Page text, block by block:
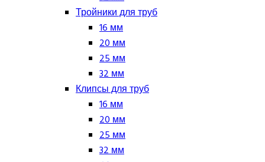
Тройники для труб
16 мм
20 мм
25 мм
32 мм
Клипсы для труб
16 мм
20 мм
25 мм
32 мм